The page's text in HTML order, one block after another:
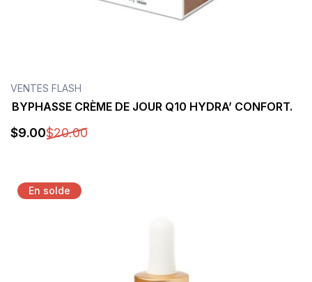
VENTES FLASH
BYPHASSE CRÈME DE JOUR Q10 HYDRA’ CONFORT.
$9.00$20.00
En solde